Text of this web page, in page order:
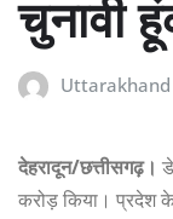
चुनावी
देहरादून/छत्तीसगढ़।
करोड़ किया। प्रदेश